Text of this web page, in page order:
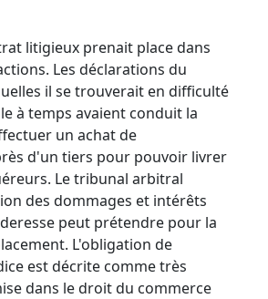
litigieux prenait place dans
Les déclarations du
il se trouverait en difficulté
à temps avaient conduit la
un achat de
d'un tiers pour pouvoir livrer
Le tribunal arbitral
des dommages et intérêts
peut prétendre pour la
L'obligation de
est décrite comme très
dans le droit du commerce